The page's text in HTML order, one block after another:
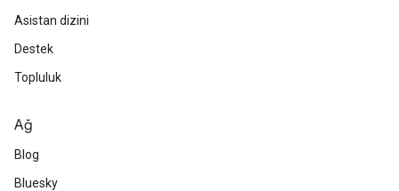
Asistan dizini
Destek
Topluluk
Ağ
Blog
Bluesky